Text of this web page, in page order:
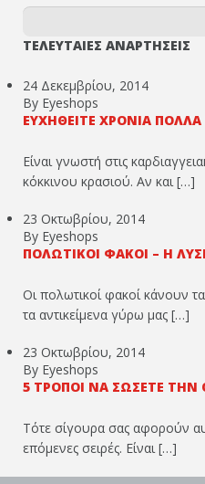
ΤΕΛΕΥΤΑΙΕΣ ΑΝΑΡΤΗΣΕΙΣ
24 Δεκεμβρίου, 2014
By Eyeshops
ΕΥΧΗΘΕΊΤΕ ΧΡΌΝΙΑ
Είναι γνωστή στις
κόκκινου κρασιού. Αν και […]
23 Οκτωβρίου, 2014
By Eyeshops
ΠΟΛΩΤΙΚΟΊ ΦΑΚΟΊ – Η
Οι πολωτικοί φακοί κάνουν
τα αντικείμενα γύρω μας […]
23 Οκτωβρίου, 2014
By Eyeshops
5 ΤΡΌΠΟΙ ΝΑ ΣΏΣΕΤΕ ΤΗΝ
Τότε σίγουρα σας αφορούν
επόμενες σειρές. Είναι […]